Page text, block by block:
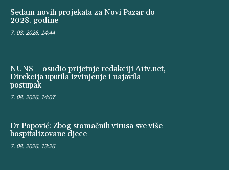
Sedam novih projekata za Novi Pazar do
2028. godine
7. 08. 2026. 14:44
NUNS – osudio prijetnje redakciji A1tv.net,
Direkcija uputila izvinjenje i najavila
postupak
7. 08. 2026. 14:07
Dr Popović: Zbog stomačnih virusa sve više
hospitalizovane djece
7. 08. 2026. 13:26